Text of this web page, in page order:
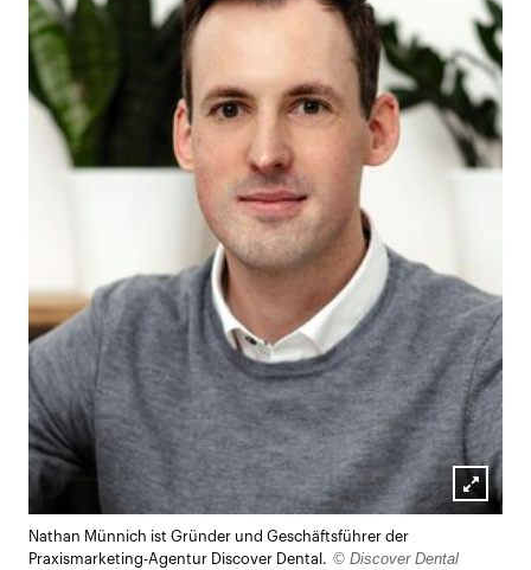
Nathan Münnich ist Gründer und Geschäftsführer der
Praxismarketing-Agentur Discover Dental. © Discover Dental